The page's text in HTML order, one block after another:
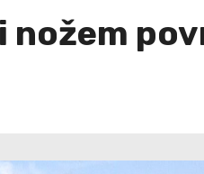
nožem